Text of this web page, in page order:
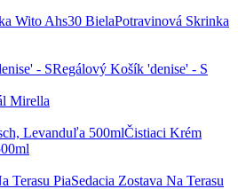
Potravinová Skrinka
Regálový Košík 'denise' - S
Mirella
Čistiaci Krém
Sedacia Zostava Na Terasu